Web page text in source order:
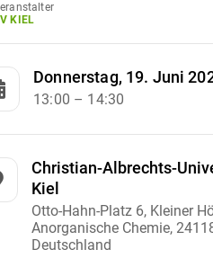
KIEL
Donnerstag, 19. Juni
13:00 – 14:30
Christian-Albrechts-
Kiel
Otto-Hahn-Platz 6, Kleiner
Anorganische Chemie,
Deutschland